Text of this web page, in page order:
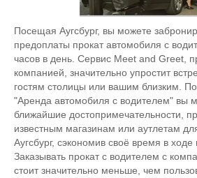
Посещая Аугсбург, вы можете
предоплаты прокат автомобиля с
часов в день. Сервис Meet and Greet,
компанией, значительно упростит
гостям столицы или вашим близким.
"Аренда автомобиля с водителем" вы
ближайшие достопримечательности,
известным магазинам или аутлетам
Аугсбург, сэкономив своё время в ходе
Заказывать прокат с водителем с
стоит значительно меньше, чем